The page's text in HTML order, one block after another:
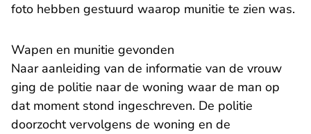
foto hebben gestuurd waarop munitie te zien was.
Wapen en munitie gevonden
Naar aanleiding van de informatie van de vrouw
ging de politie naar de woning waar de man op
dat moment stond ingeschreven. De politie
doorzocht vervolgens de woning en de